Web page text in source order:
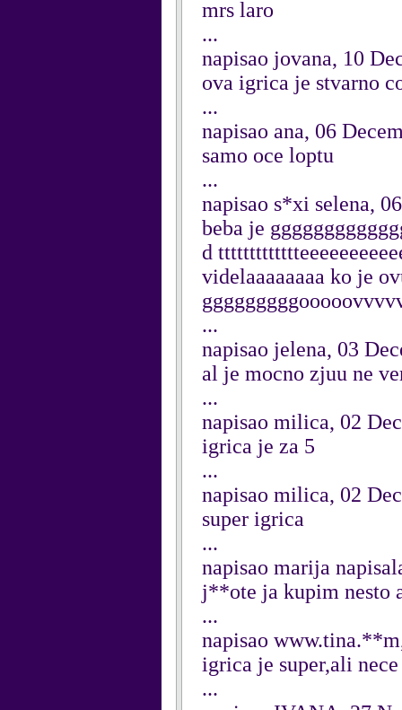
mrs laro
...
napisao jovana, 10
ova igrica je
...
napisao ana, 06
samo oce loptu
...
napisao s*xi selena,
beba je
d
videlaaaaaaaa ko je
...
napisao jelena, 03
al je mocno zjuu ne
...
napisao milica, 02
igrica je za 5
...
napisao milica, 02
super igrica
...
napisao marija
j**ote ja kupim nesto
...
napisao
igrica je super,ali
...